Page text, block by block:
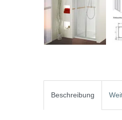
Beschreibung